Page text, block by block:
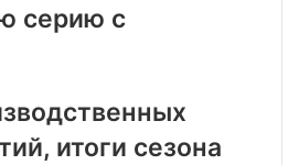
серию с
итоги сезона